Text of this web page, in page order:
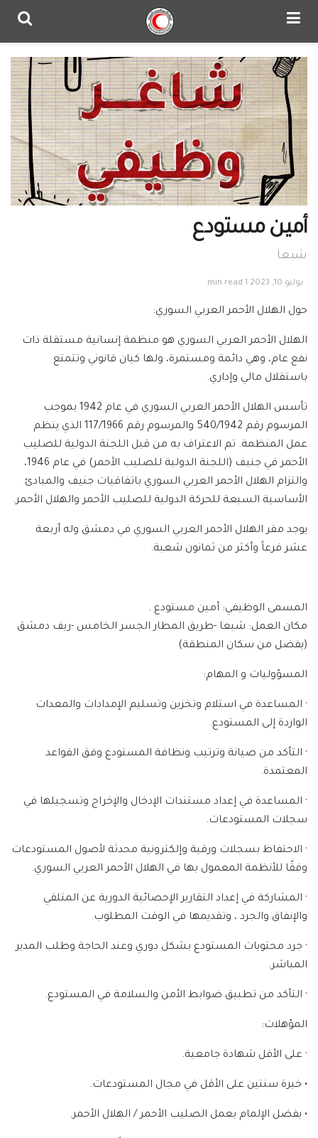
أمين مستودع
شبعا
يوليو 10, 2023 1 min read
حول الهلال الأحمر العربي السوري:
الهلال الأحمر العربي السوري هو منظمة إنسانية مستقلة ذات
نفع عام، وهي دائمة ومستمرة، ولها كيان قانوني وتتمتع
باستقلال مالي وإداري.
تأسس الهلال الأحمر العربي السوري في عام 1942 بموجب
المرسوم رقم 540/1942 والمرسوم رقم 117/1966 الذي ينظم
عمل المنظمة. تم الاعتراف به من قبل اللجنة الدولية للصليب
الأحمر في جنيف (اللجنة الدولية للصليب الأحمر) في عام 1946،
والتزام الهلال الأحمر العربي السوري باتفاقيات جنيف والمبادئ
الأساسية السبعة للحركة الدولية للصليب الأحمر والهلال الأحمر.
يوجد مقر الهلال الأحمر العربي السوري في دمشق وله أربعة
عشر فرعاً وأكثر من ثمانون شعبة.
المسمى الوظيفي: أمين مستودع .
مكان العمل: شبعا -طريق المطار الجسر الخامس -ريف دمشق
(يفضل من سكان المنطقة)
المسؤوليات و المهام:
· المساعدة في استلام وتخزين وتسليم الإمدادات والمعدات
الواردة إلى المستودع.
· التأكد من صيانة وترتيب ونظافة المستودع وفق القواعد
المعتمدة.
· المساعدة في إعداد مستندات الإدخال والإخراج وتسجيلها في
سجلات المستودعات.
· الاحتفاظ بسجلات ورقية وإلكترونية محدثة لأصول المستودعات
وفقًا للأنظمة المعمول بها في الهلال الأحمر العربي السوري.
· المشاركة في إعداد التقارير الإحصائية الدورية عن المتلقي
والإنفاق والجرد ، وتقديمها في الوقت المطلوب.
· جرد محتويات المستودع بشكل دوري وعند الحاجة وطلب المدير
المباشر.
· التأكد من تطبيق ضوابط الأمن والسلامة في المستودع.
المؤهلات:
· على الأقل شهادة جامعية.
• خبرة سنتين على الأقل في مجال المستودعات.
• يفضل الإلمام بعمل الصليب الأحمر / الهلال الأحمر.